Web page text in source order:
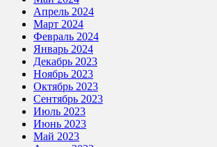
Апрель 2024
Март 2024
Февраль 2024
Январь 2024
Декабрь 2023
Ноябрь 2023
Октябрь 2023
Сентябрь 2023
Июль 2023
Июнь 2023
Май 2023